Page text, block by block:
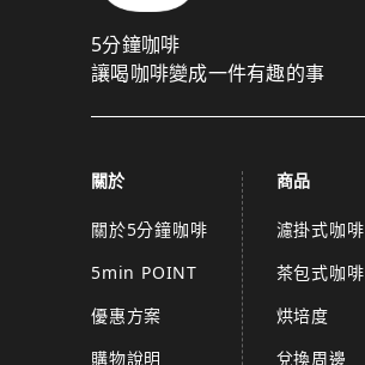
5分鐘咖啡
讓喝咖啡變成一件有趣的事
關於
關於5分鐘咖啡
5min POINT
優惠方案
購物說明
商品
濾掛式咖啡
茶包式咖啡
烘培度
兌換周邊
取消